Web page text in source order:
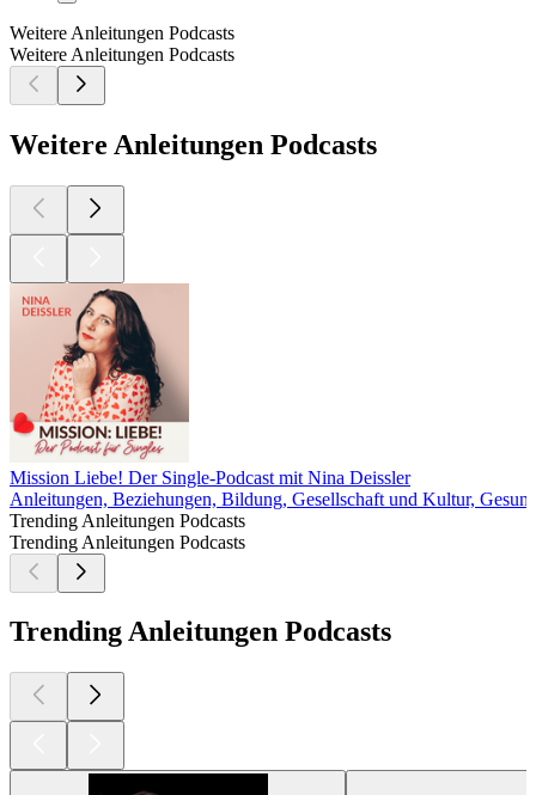
Weitere Anleitungen Podcasts
Weitere Anleitungen Podcasts
Weitere Anleitungen Podcasts
Mission Liebe! Der Single-Podcast mit Nina Deissler
Anleitungen, Beziehungen, Bildung, Gesellschaft und Kultur,
Trending Anleitungen Podcasts
Trending Anleitungen Podcasts
Trending Anleitungen Podcasts